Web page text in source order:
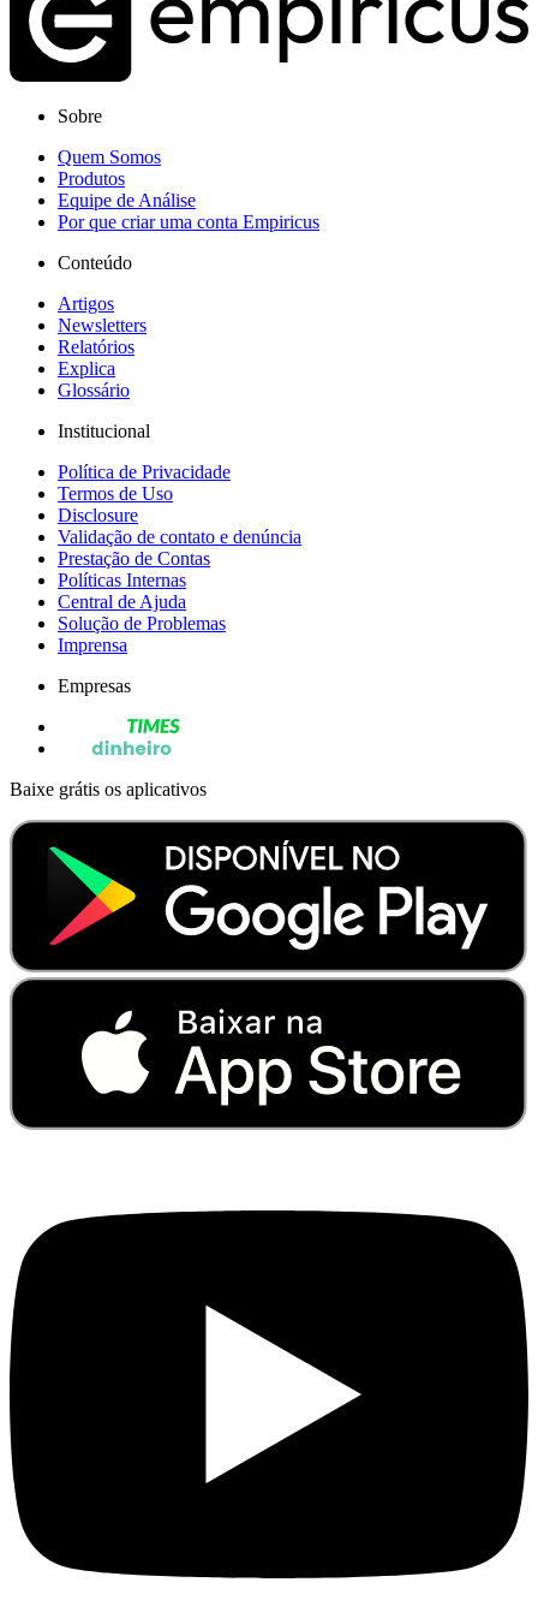
Sobre
Quem Somos
Produtos
Equipe de Análise
Por que criar uma conta Empiricus
Conteúdo
Artigos
Newsletters
Relatórios
Explica
Glossário
Institucional
Política de Privacidade
Termos de Uso
Disclosure
Validação de contato e denúncia
Prestação de Contas
Políticas Internas
Central de Ajuda
Solução de Problemas
Imprensa
Empresas
Baixe grátis os aplicativos